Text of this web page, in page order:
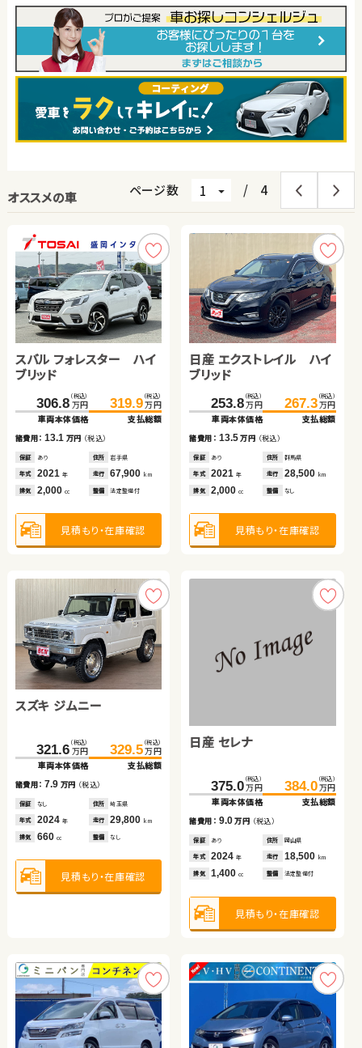
オススメの車 ページ数 / 4
スバル フォレスター ハイ
ブリッド
306.8 （税込）
万円
車両本体価格
319.9 （税込）
万円
支払総額
諸費用：13.1 万円 （税込）
保証 あり 住所 岩手県
年式 2021 年 走行 67,900 km
排気 2,000 cc 整備 法定整備付
見積もり・在庫確認
日産 エクストレイル ハイ
ブリッド
253.8 （税込）
万円
車両本体価格
267.3 （税込）
万円
支払総額
諸費用： 13.5万円 （税込）
保証 あり 住所 群馬県
年式 2021年 走行 28,500 km
排気 2,000cc 整備 なし
見積もり・在庫確認
スズキ ジムニー
321.6 （税込）
万円
車両本体価格
329.5 （税込）
万円
支払総額
諸費用：7.9 万円 （税込）
保証 なし 住所 埼玉県
年式 2024 年 走行 29,800 km
排気 660 cc 整備 なし
見積もり・在庫確認
日産 セレナ
375.0 （税込）
万円
車両本体価格
384.0 （税込）
万円
支払総額
諸費用： 9.0万円 （税込）
保証 あり 住所 岡山県
年式 2024年 走行 18,500 km
排気 1,400cc 整備 法定整備付
見積もり・在庫確認
スズキ スイフト
96.8 （税込）
万円
車両本体価格
109.8 （税込）
万円
支払総額
諸費用：13.0 万円 （税込）
保証 あり 住所 秋田県
年式 2019 年 走行 47,000 km
排気 1,200 cc 整備 法定整備付
見積もり・在庫確認
トヨタ ノア ハイブリッド
403.8 （税込）
万円
車両本体価格
417.4 （税込）
万円
支払総額
諸費用： 13.6万円 （税込）
保証 あり 住所 群馬県
年式 2023年 走行 21,200 km
排気 1,800cc 整備 なし
見積もり・在庫確認
トヨタ アクア
133.8 （税込）
万円
車両本体価格
146.0 （税込）
万円
支払総額
諸費用：12.2万円（税込）
保証 あり 住所 埼玉県
年式 2019 年 走行 29,200 km
排気 1,500 整備 なし
見積もり・在庫確認
日産 セレナ
184.2 （税込）
万円
車両本体価格
195.7 （税込）
万円
支払総額
諸費用： 11.5万円（税込）
保証 あり 住所 埼玉県
年式 2018年 走行 26,200 km
排気 2,000cc 整備 法定整備付
見積もり・在庫確認
スズキ ワゴンＲ
16.6 （税込）
万円
車両本体価格
24.8 （税込）
万円
支払総額
諸費用：8.2万円（税込）
保証 あり 住所 青森県
年式 2013 年 走行 101,400km
排気 660cc 整備 法定整備付
見積もり・在庫確認
スズキ ワゴンＲ スティン
グレー
153.0 （税込）
万円
車両本体価格
160.4 （税込）
万円
支払総額
諸費用： 7.4万円（税込）
保証 あり 住所 茨城県
年式 2024年 走行 11,500 km
排気 660cc 整備 法定整備付
見積もり・在庫確認
ダイハツ ムーヴ
61.6 （税込）
万円
車両本体価格
69.9 （税込）
万円
支払総額
諸費用：8.3 万円 （税込）
保証 あり 住所 福島県
年式 2013 年 走行 30,900 km
排気 660 cc 整備 なし
見積もり・在庫確認
406.2（税込）
万円
諸費用：13.7万円（税込）
あり
年式 2024年 走行
排気 1,800 整備 法定整備付
見積もり・在庫確認
スズキ ジムニー
192.8万円
車両本体価格
諸費用：14.0万円 （税込）
保証 あり 住所 千葉県
排気 660 整備 法定整備付
スバル フォレスター ハイ
ブリッド
291.6 （税込）
万円
車両本体価格
304.9 （税込）
万円
支払総額
諸費用： 13.3万円 （税込）
保証 あり 住所 福島県
年式 2021年 走行 24,700 km
排気 2,000cc 整備 なし
見積もり・在庫確認